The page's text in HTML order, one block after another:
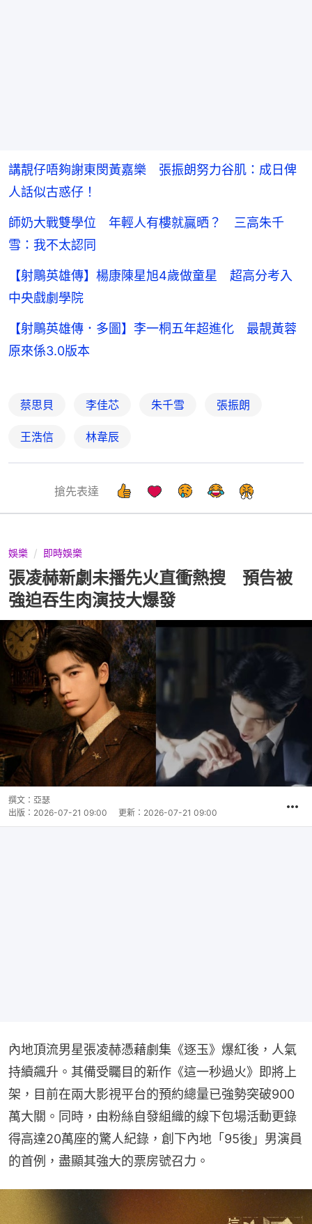
講靚仔唔夠謝東閔黃嘉樂 張振朗努力谷肌：成日俾
人話似古惑仔！
師奶大戰雙學位 年輕人有樓就贏晒？ 三高朱千
雪：我不太認同
【射鵰英雄傳】楊康陳星旭4歲做童星 超高分考入
中央戲劇學院
【射鵰英雄傳．多圖】李一桐五年超進化 最靚黃蓉
原來係3.0版本
蔡思貝 李佳芯 朱千雪 張振朗
王浩信 林韋辰
搶先表達
娛樂 即時娛樂
張凌赫新劇未播先火直衝熱搜 預告被
強迫吞生肉演技大爆發
撰文： 亞瑟
出版： 2026-07-21 09:00 更新： 2026-07-21 09:00
內地頂流男星張凌赫憑藉劇集《逐玉》爆紅後，人氣
持續飆升。其備受矚目的新作《這一秒過火》即將上
架，目前在兩大影視平台的預約總量已強勢突破900
萬大關。同時，由粉絲自發組織的線下包場活動更錄
得高達20萬座的驚人紀錄，創下內地「95後」男演員
的首例，盡顯其強大的票房號召力。